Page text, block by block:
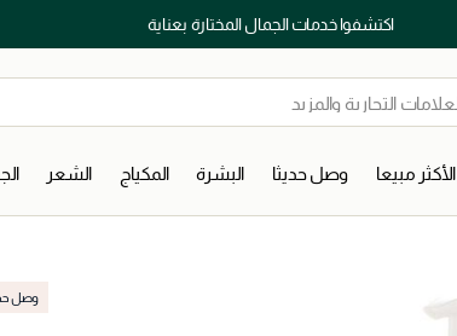
اكتشفوا خدمات الجمال المختارة بعناية
الأكثر مبيعا وصل حديثا البشرة المكياج الشعر
وصل